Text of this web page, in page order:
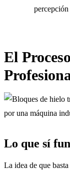
El
Lo que sí
La idea de que